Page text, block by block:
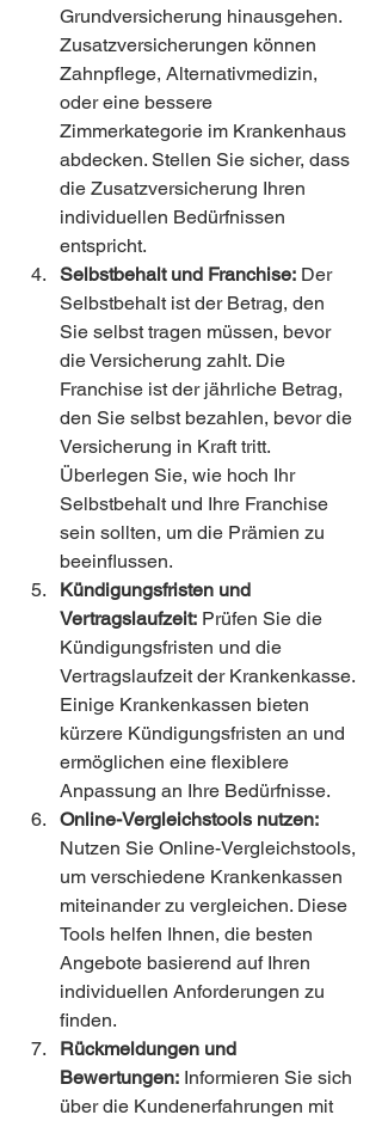
Grundversicherung hinausgehen.
Zusatzversicherungen können
Zahnpflege, Alternativmedizin,
oder eine bessere
Zimmerkategorie im Krankenhaus
abdecken. Stellen Sie sicher, dass
die Zusatzversicherung Ihren
individuellen Bedürfnissen
entspricht.
Selbstbehalt und Franchise: Der
Selbstbehalt ist der Betrag, den
Sie selbst tragen müssen, bevor
die Versicherung zahlt. Die
Franchise ist der jährliche Betrag,
den Sie selbst bezahlen, bevor die
Versicherung in Kraft tritt.
Überlegen Sie, wie hoch Ihr
Selbstbehalt und Ihre Franchise
sein sollten, um die Prämien zu
beeinflussen.
Kündigungsfristen und
Vertragslaufzeit: Prüfen Sie die
Kündigungsfristen und die
Vertragslaufzeit der Krankenkasse.
Einige Krankenkassen bieten
kürzere Kündigungsfristen an und
ermöglichen eine flexiblere
Anpassung an Ihre Bedürfnisse.
Online-Vergleichstools nutzen:
Nutzen Sie Online-Vergleichstools,
um verschiedene Krankenkassen
miteinander zu vergleichen. Diese
Tools helfen Ihnen, die besten
Angebote basierend auf Ihren
individuellen Anforderungen zu
finden.
Rückmeldungen und
Bewertungen: Informieren Sie sich
über die Kundenerfahrungen mit